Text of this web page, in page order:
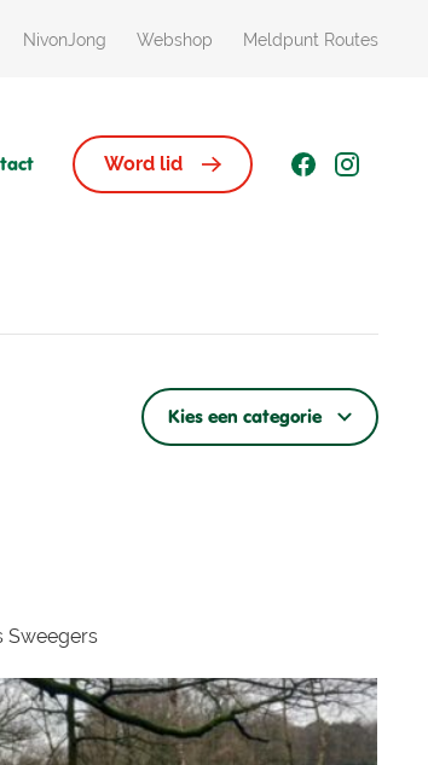
NivonJong Webshop Meldpunt Routes
Word lid
Kies een categorie
Sweegers